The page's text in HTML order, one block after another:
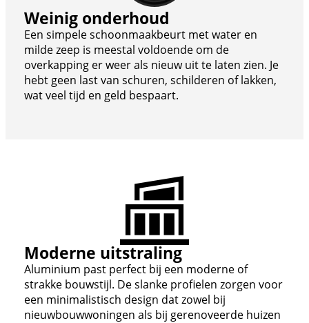
Weinig onderhoud
Een simpele schoonmaakbeurt met water en
milde zeep is meestal voldoende om de
overkapping er weer als nieuw uit te laten zien. Je
hebt geen last van schuren, schilderen of lakken,
wat veel tijd en geld bespaart.
Moderne uitstraling
Aluminium past perfect bij een moderne of
strakke bouwstijl. De slanke profielen zorgen voor
een minimalistisch design dat zowel bij
nieuwbouwwoningen als bij gerenoveerde huizen